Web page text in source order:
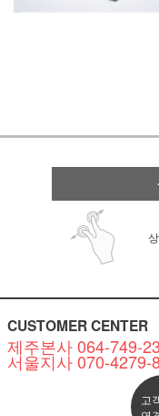
CUSTOMER CENTER
제주본사 064-749-
서울지사 070-4279-
고